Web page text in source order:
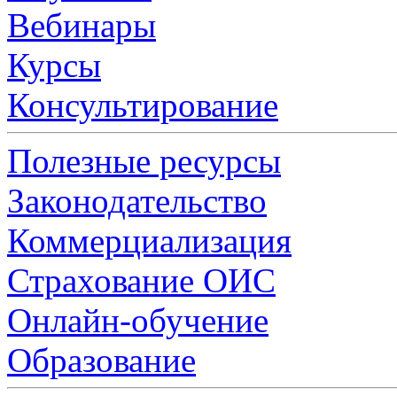
Вебинары
Курсы
Консультирование
Полезные ресурсы
Законодательство
Коммерциализация
Страхование ОИС
Онлайн-обучение
Образование